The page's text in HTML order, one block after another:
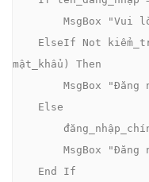
mật_khẩu) Then